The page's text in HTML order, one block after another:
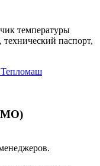
температуры
паспорт,
Тепломаш
МО)